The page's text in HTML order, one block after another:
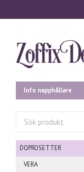
Info napphållare
DOPROSETTER
VERA